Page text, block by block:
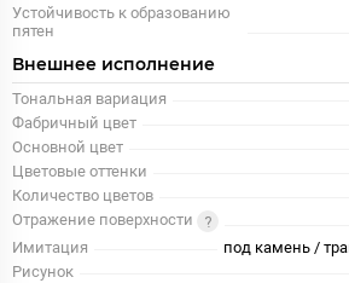
Устойчивость к образованию
пятен
Внешнее исполнение
Тональная вариация
Фабричный цвет
Основной цвет
Цветовые оттенки
Количество цветов
Отражение поверхности
Имитация
под камень /
Рисунок